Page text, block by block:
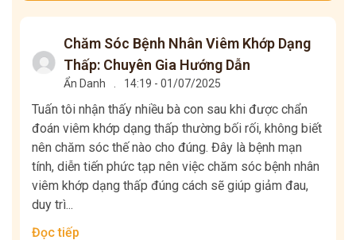
Chăm Sóc Bệnh Nhân Viêm Khớp Dạng
Thấp: Chuyên Gia Hướng Dẫn
Ẩn Danh . 14:19 - 01/07/2025
Tuấn tôi nhận thấy nhiều bà con sau khi được chẩn
đoán viêm khớp dạng thấp thường bối rối, không biết
nên chăm sóc thế nào cho đúng. Đây là bệnh mạn
tính, diễn tiến phức tạp nên việc chăm sóc bệnh nhân
viêm khớp dạng thấp đúng cách sẽ giúp giảm đau,
duy trì...
Đọc tiếp